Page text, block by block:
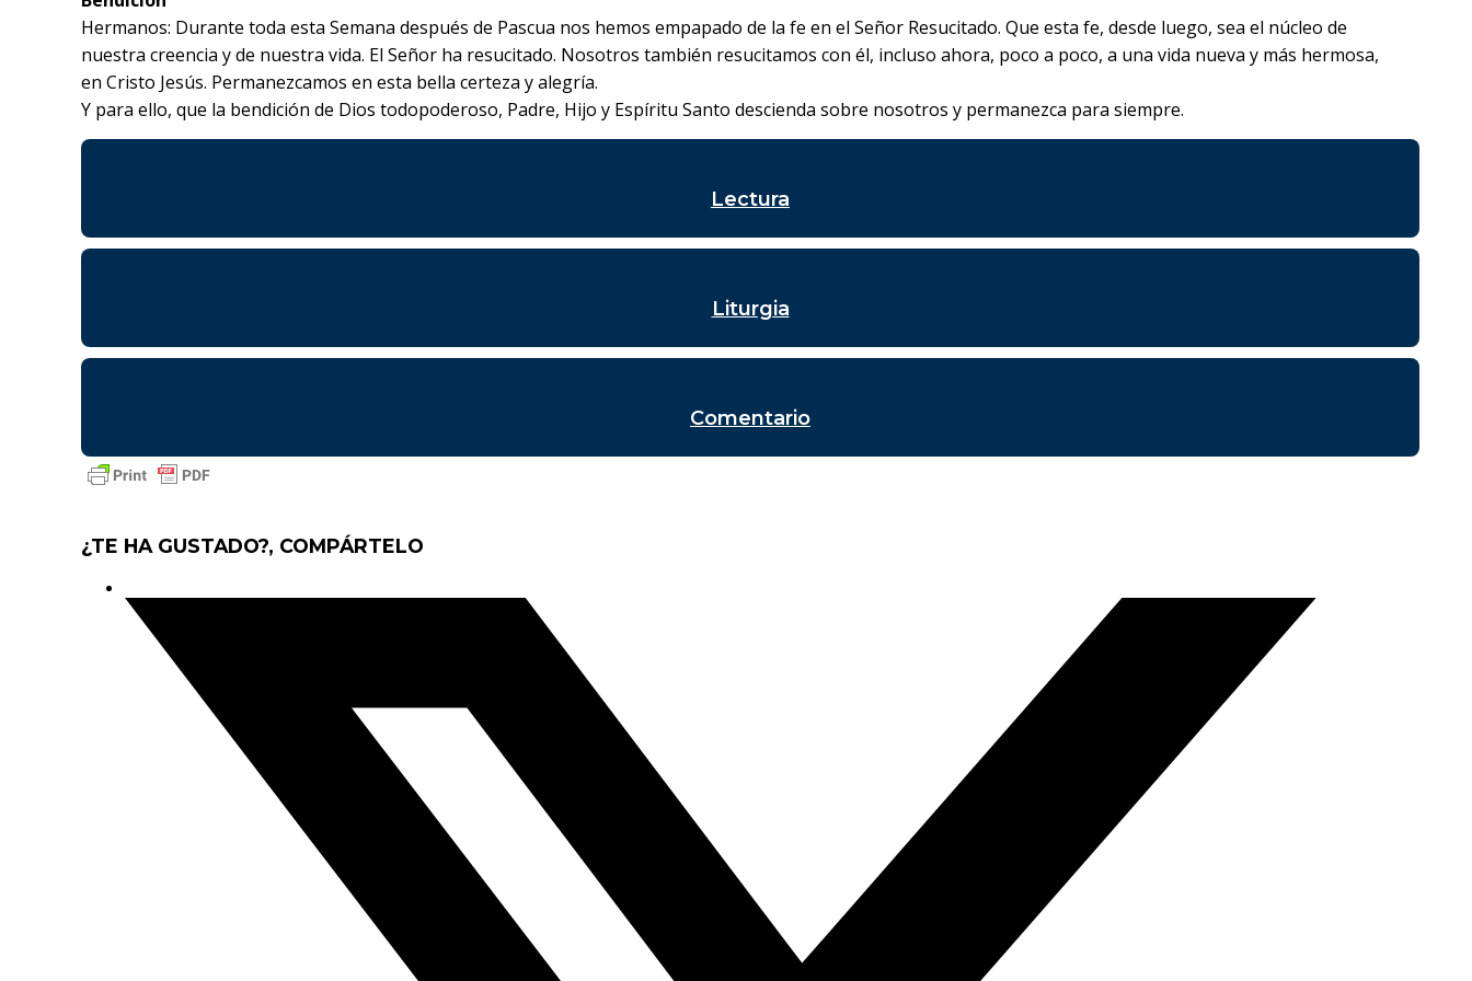
Hermanos: Durante toda esta Semana después de Pascua nos hemos empapado de la fe en el Señor Resucitado. Que esta fe, desde luego, sea el núcleo de
nuestra creencia y de nuestra vida. El Señor ha resucitado. Nosotros también resucitamos con él, incluso ahora, poco a poco, a una vida nueva y más hermosa,
en Cristo Jesús. Permanezcamos en esta bella certeza y alegría.
Y para ello, que la bendición de Dios todopoderoso, Padre, Hijo y Espíritu Santo descienda sobre nosotros y permanezca para siempre.
Lectura
Liturgia
Comentario
¿TE HA GUSTADO?, COMPÁRTELO